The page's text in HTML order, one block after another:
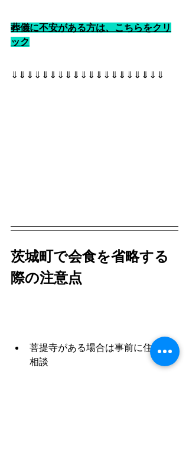
葬儀に不安がある方は、こちらをクリ
ック
⇓⇓⇓⇓⇓⇓⇓⇓⇓⇓⇓⇓⇓⇓⇓⇓⇓⇓⇓⇓
茨城町で会食を省略する
際の注意点
菩提寺がある場合は事前に住職へ
相談